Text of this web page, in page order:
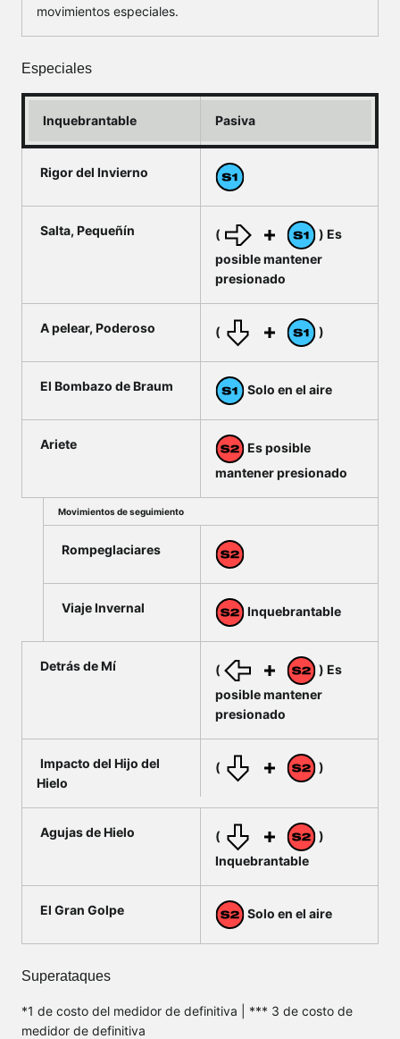
movimientos especiales.
Especiales
Inquebrantable Pasiva
Rigor del Invierno
Salta, Pequeñín (
) Es
posible mantener
presionado
A pelear, Poderoso ( )
El Bombazo de Braum Solo en el aire
Ariete
Es posible
mantener presionado
Movimientos de seguimiento
Rompeglaciares
Viaje Invernal Inquebrantable
Detrás de Mí (
) Es
posible mantener
presionado
Impacto del Hijo del
Hielo
( )
Agujas de Hielo (
)
Inquebrantable
El Gran Golpe Solo en el aire
Superataques
*1 de costo del medidor de definitiva | *** 3 de costo de
medidor de definitiva